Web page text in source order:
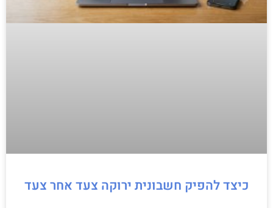
כיצד להפיק חשבונית ירוקה צעד אחר צעד